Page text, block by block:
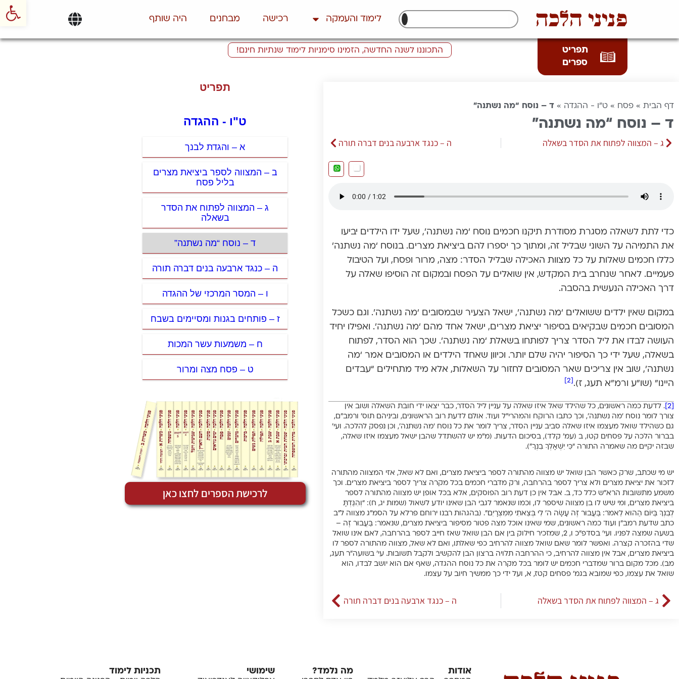
פניני הלכה לימוד והעמקה רכישה מבחנים היה שותף
תפריט
ספרים
התכוננו לשנה החדשה, הזמינו סימניות לימוד שנתיות חינם!
דף הבית » פסח » ט"ו - ההגדה » ד – נוסח “מה נשתנה”
ד – נוסח “מה נשתנה”
ג – המצווה לפתוח את הסדר בשאלה ה – כנגד ארבעה בנים דברה תורה
כדי לתת לשאלה מסגרת מסודרת תיקנו חכמים נוסח ‘מה נשתנה’, שעל ידו הילדים יביעו
את התמיהה על השוני שבליל זה, ומתוך כך יספרו להם ביציאת מצרים. בנוסח ‘מה נשתנה’
כללו חכמים שאלות על כל מצוות האכילה שבליל הסדר: מצה, מרור ופסח, ועל הטיבול
פעמיים. לאחר שנחרב בית המקדש, אין שואלים על הפסח ובמקום זה הוסיפו שאלה על
דרך האכילה הנעשית בהסבה.
במקום שאין ילדים ששואלים ‘מה נשתנה’, ישאל הצעיר שבמסובים ‘מה נשתנה’. וגם כשכל
המסובים חכמים שבקיאים בסיפור יציאת מצרים, ישאל אחד מהם ‘מה נשתנה’. ואפילו יחיד
העושה לבדו את ליל הסדר צריך לפותחו בשאלת ‘מה נשתנה’. שכך הוא הסדר, לפתוח
בשאלה, שעל ידי כך הסיפור יהיה שלם יותר. וכיוון שאחד הילדים או המסובים אמר ‘מה
נשתנה’, שוב אין צריכים שאר המסובים לחזור על השאלות, אלא מיד מתחילים “עבדים
היינו” (שו”ע ורמ”א תעג, ז).
. לדעת כמה ראשונים, כל שהילד שאל איזו שאלה על עניין ליל הסדר, כבר יצאו ידי חובת השאלה ושוב אין
צורך לומר נוסח ‘מה נשתנה’, וכך כתבו הרוקח והמהרי”ל ועוד. אולם לדעת רוב הראשונים, וביניהם תוס’ ורמב”ם,
גם כשהילד שואל מעצמו איזו שאלה סביב עניין הסדר, צריך לומר את כל נוסח ‘מה נשתנה’, וכן נפסק להלכה. ועי’
בברור הלכה על פסחים קטו, ב (עמ’ קלד), בסיכום הדעות. (מ”מ יש להשתדל שהבן ישאל מעצמו איזו שאלה,
שבזה יקיים מה שאמרה התורה “כִּי יִשְׁאָלְךָ בִנְךָ”).
יש מי שכתב, שרק כאשר הבן שואל יש מצווה מהתורה לספר ביציאת מצרים, ואם לא שאל, אזי המצווה מהתורה
לזכור את יציאת מצרים ולא צריך לספר בהרחבה, ורק מדברי חכמים בכל מקרה צריך לספר ביציאת מצרים. וכך
משמע מתשובות הרא”ש כלל כד, ב. אבל אין כן דעת רוב הפוסקים, אלא בכל אופן יש מצווה מהתורה לספר
ביציאת מצרים, ומי שיש לו בן מצווה שיספר לו, וכמו שנאמר לגבי הבן שאינו יודע לשאול (שמות יג, ח): “וְהִגַּדְתָּ
לְבִנְךָ בַּיּוֹם הַהוּא לֵאמֹר: בַּעֲבוּר זֶה עָשָׂה ה’ לִי בְּצֵאתִי מִמִּצְרָיִם”. (בהגהות רבנו ירוחם פרלא על הסמ”ג מצווה ל”ב
כתב שדעת רמב”ן ועוד כמה ראשונים, שמי שאינו אוכל מצה פטור מסיפור ביציאת מצרים, שנאמר: בַּעֲבוּר זֶה –
בשעה שמצה לפניו. ועי’ בסדפ”כ ו, 2, שמזכיר חילוק בין אם הבן שואל שאז חייב לספר בהרחבה, לאם אינו שואל
שדי בהזכרה קצרה. ואפשר לומר שאם שואל מצווה להרחיב כפי שאלתו, ואם לא שאל, מצווה מהתורה לספר לו
ביציאת מצרים, אבל אין מצווה להרחיב, כי ההרחבה תלויה ברצון הבן להקשיב ולקבל תשובות. עי’ בשועה”ר תעג,
מב). מכל מקום ברור שמדברי חכמים יש לומר בכל מקרה את כל נוסח ההגדה, שאף אם הוא יושב לבדו, הוא
שואל את עצמו, כפי שמובא בגמ’ פסחים קטז, א, ועל ידי כך ממשיך חיוב על עצמו.
ג – המצווה לפתוח את הסדר בשאלה ה – כנגד ארבעה בנים דברה תורה
תפריט
ט"ו - ההגדה
א – והגדת לבנך
ב – המצווה לספר ביציאת מצרים
בליל פסח
ג – המצווה לפתוח את הסדר
בשאלה
ד – נוסח “מה נשתנה”
ה – כנגד ארבעה בנים דברה תורה
ו – המסר המרכזי של ההגדה
ז – פותחים בגנות ומסיימים בשבח
ח – משמעות עשר המכות
ט – פסח מצה ומרור
לרכישת הספרים לחצו כאן
אודות מה נלמד? שימושי תכניות לימוד
פתח